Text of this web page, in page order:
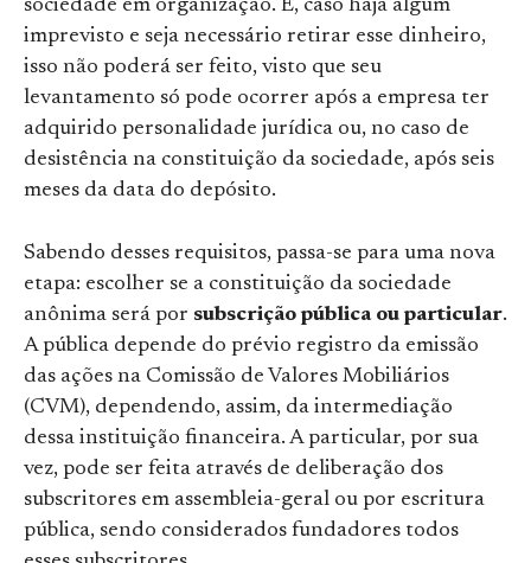
sociedade em organização. E, caso haja algum
imprevisto e seja necessário retirar esse dinheiro,
isso não poderá ser feito, visto que seu
levantamento só pode ocorrer após a empresa ter
adquirido personalidade jurídica ou, no caso de
desistência na constituição da sociedade, após seis
meses da data do depósito.
Sabendo desses requisitos, passa-se para uma nova
etapa: escolher se a constituição da sociedade
anônima será por subscrição pública ou particular.
A pública depende do prévio registro da emissão
das ações na Comissão de Valores Mobiliários
(CVM), dependendo, assim, da intermediação
dessa instituição financeira. A particular, por sua
vez, pode ser feita através de deliberação dos
subscritores em assembleia-geral ou por escritura
pública, sendo considerados fundadores todos